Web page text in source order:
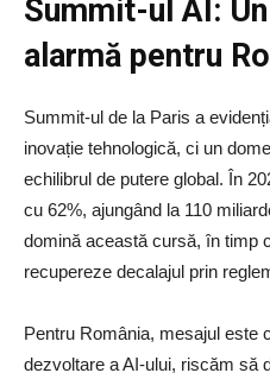
Summit-ul AI:
alarmă pentru
Summit-ul de la Paris a
inovație tehnologică, ci un
echilibrul de putere global. În
cu 62%, ajungând la 110
domină această cursă, în timp
recupereze decalajul prin
Pentru România, mesajul este
dezvoltare a AI-ului, riscăm să